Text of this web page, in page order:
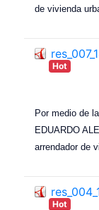
de vivienda
Hot
Por medio de
EDUARDO
arrendador de
Hot